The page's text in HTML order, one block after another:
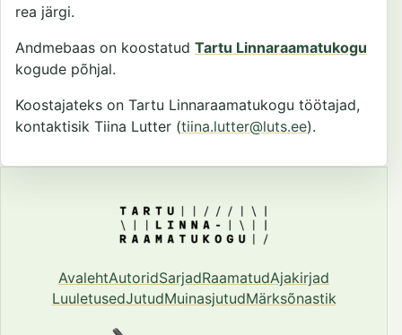
rea järgi.
Andmebaas on koostatud Tartu Linnaraamatukogu
kogude põhjal.
Koostajateks on Tartu Linnaraamatukogu töötajad,
kontaktisik Tiina Lutter (tiina.lutter@luts.ee).
AvalehtAutoridSarjadRaamatudAjakirjad
LuuletusedJutudMuinasjutudMärksõnastik